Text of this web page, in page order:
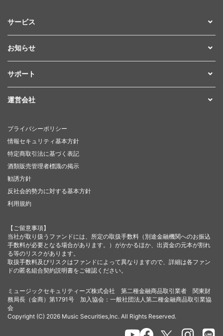
サービス
お知らせ
サポート
運営会社
プライバシーポリシー
情報セキュリティ基本方針
特定商取引法に基づく表記
酒類販売管理者標識の掲示
勧誘方針
反社会的勢力に対する基本方針
利用規約
【ご留意事項】
当社が取り扱うファンドには、所定の取扱手数料（別途金融機関へのお振込
手数料が必要となる場合があります。）がかかるほか、出資金の元本が割れ
る等のリスクがあります。
取扱手数料及びリスクはファンドによって異なりますので、詳細は各ファン
ドの匿名組合契約説明書をご確認ください。
ミュージックセキュリティーズ株式会社 第二種金融商品取引業者 関東財
務局長（金商）第1791号 加入協会：一般社団法人第二種金融商品取引業協
会
Copyright (C) 2026 Music Securities,Inc. All Rights Reserved.